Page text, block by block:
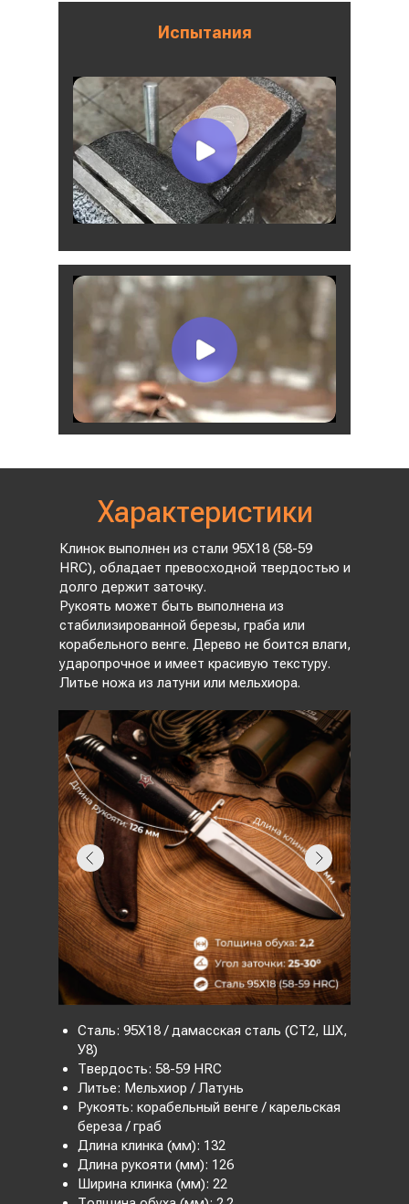
Испытания
Клинок выполнен из стали 95Х18 (58-59
HRC), обладает превосходной твердостью и
долго держит заточку.
Рукоять может быть выполнена из
стабилизированной березы, граба или
корабельного венге. Дерево не боится влаги,
ударопрочное и имеет красивую текстуру.
Литье ножа из латуни или мельхиора.
Характеристики
Сталь: 95Х18 / дамасская сталь (CT2, ШХ,
У8)
Твердость: 58-59 HRC
Литье: Мельхиор / Латунь
Рукоять: корабельный венге / карельская
береза / граб
Длина клинка (мм): 132
Длина рукояти (мм): 126
Ширина клинка (мм): 22